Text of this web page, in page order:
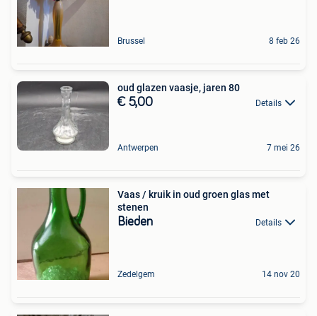
Brussel 8 feb 26
oud glazen vaasje, jaren 80
€ 5,00 Details
Antwerpen 7 mei 26
Vaas / kruik in oud groen glas met
stenen
Bieden Details
Zedelgem 14 nov 20